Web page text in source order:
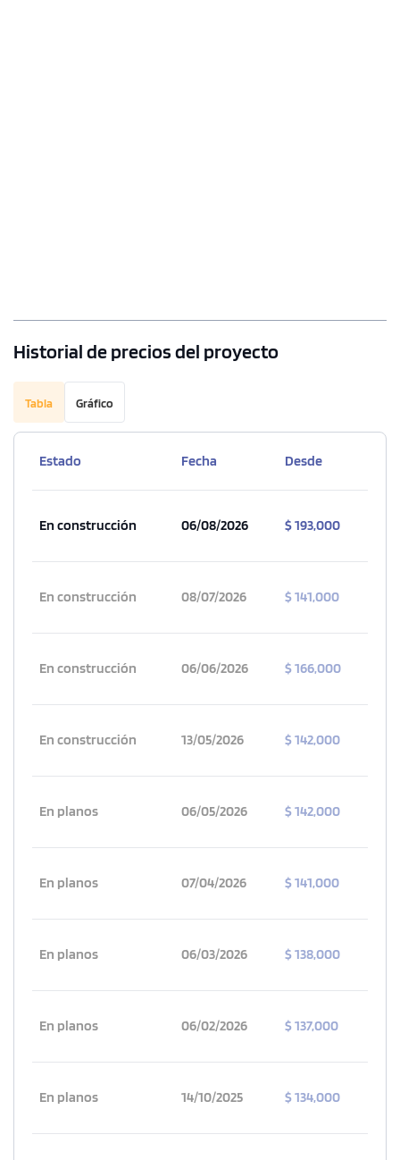
Historial de precios del proyecto
Tabla Gráfico
Estado Fecha Desde
En construcción 06/08/2026 $ 193,000
En construcción 08/07/2026 $ 141,000
En construcción 06/06/2026 $ 166,000
En construcción 13/05/2026 $ 142,000
En planos 06/05/2026 $ 142,000
En planos 07/04/2026 $ 141,000
En planos 06/03/2026 $ 138,000
En planos 06/02/2026 $ 137,000
En planos 14/10/2025 $ 134,000